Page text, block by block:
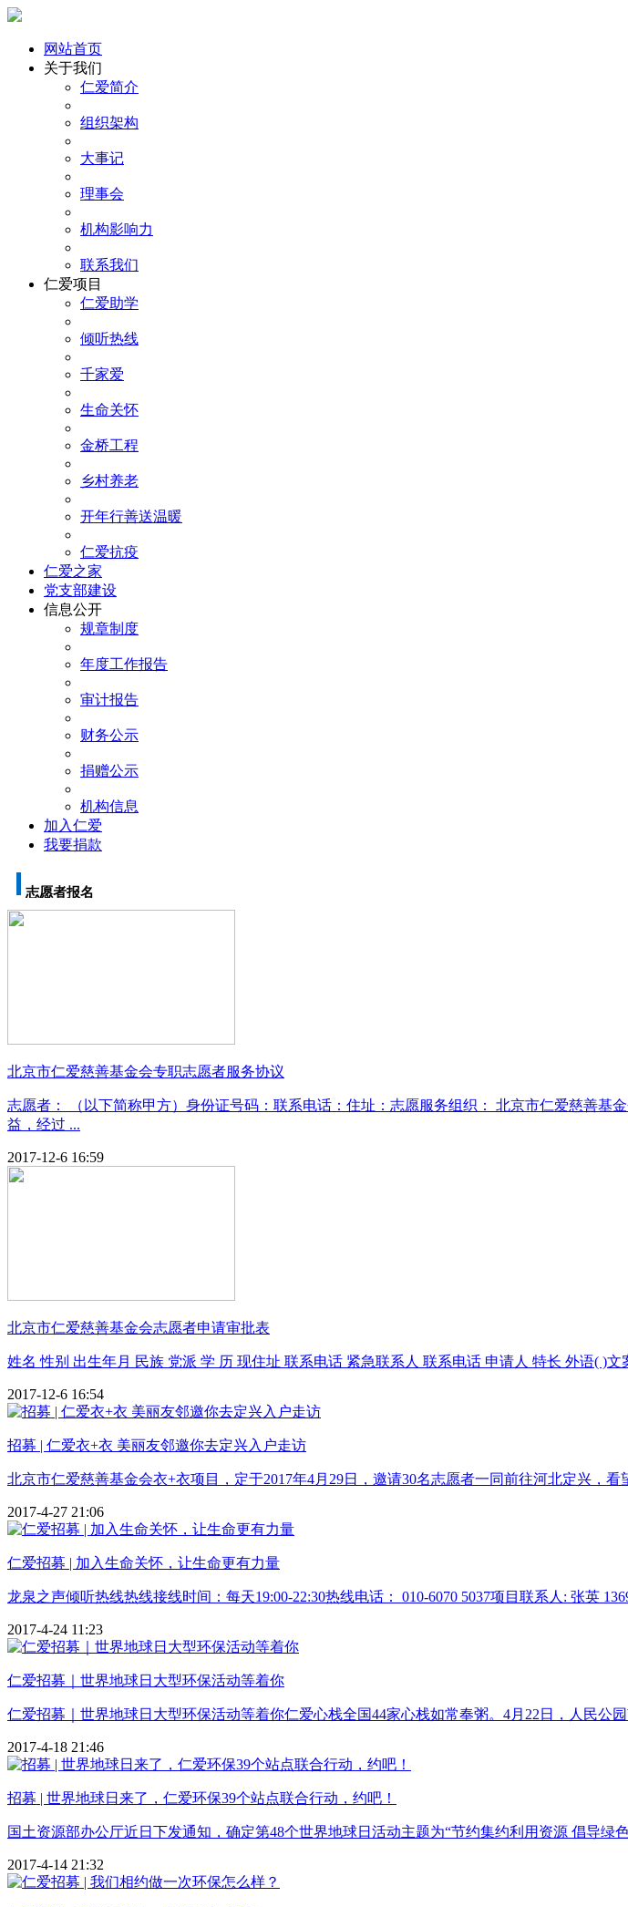
网站首页
关于我们
仁爱简介
组织架构
大事记
理事会
机构影响力
联系我们
仁爱项目
仁爱助学
倾听热线
千家爱
生命关怀
金桥工程
乡村养老
开年行善送温暖
仁爱抗疫
仁爱之家
党支部建设
信息公开
规章制度
年度工作报告
审计报告
财务公示
捐赠公示
机构信息
加入仁爱
我要捐款
志愿者报名
北京市仁爱慈善基金会专职志愿者服务协议
志愿者： （以下简称甲方）身份证号码：联系电话：住址：志愿服务组织： 北京市仁爱慈善
益，经过 ...
2017-12-6 16:59
北京市仁爱慈善基金会志愿者申请审批表
姓名 性别 出生年月 民族 党派 学 历 现住址 联系电话 紧急联系人 联系电话 申请人 特长 外语( )
2017-12-6 16:54
招募 | 仁爱衣+衣 美丽友邻邀你去定兴入户走访
北京市仁爱慈善基金会衣+衣项目，定于2017年4月29日，邀请30名志愿者一同前往河北定兴，
2017-4-27 21:06
仁爱招募 | 加入生命关怀，让生命更有力量
龙泉之声倾听热线热线接线时间：每天19:00-22:30热线电话： 010-6070 5037项目联系人: 张英
2017-4-24 11:23
仁爱招募｜世界地球日大型环保活动等着你
仁爱招募｜世界地球日大型环保活动等着你仁爱心栈全国44家心栈如常奉粥。4月22日，人民公
2017-4-18 21:46
招募 | 世界地球日来了，仁爱环保39个站点联合行动，约吧！
国土资源部办公厅近日下发通知，确定第48个世界地球日活动主题为“节约集约利用资源 倡导
2017-4-14 21:32